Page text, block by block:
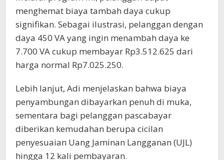
menghemat biaya tambah daya cukup
signifikan. Sebagai ilustrasi, pelanggan dengan
daya 450 VA yang ingin menambah daya ke
7.700 VA cukup membayar Rp3.512.625 dari
harga normal Rp7.025.250.
Lebih lanjut, Adi menjelaskan bahwa biaya
penyambungan dibayarkan penuh di muka,
sementara bagi pelanggan pascabayar
diberikan kemudahan berupa cicilan
penyesuaian Uang Jaminan Langganan (UJL)
hingga 12 kali pembayaran.